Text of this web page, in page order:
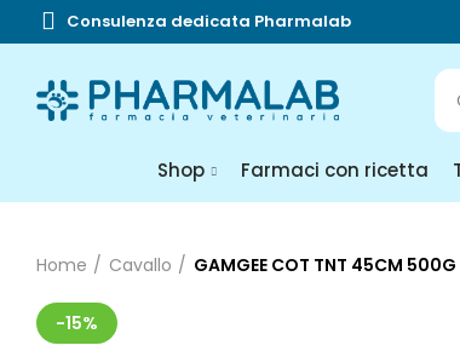
Consulenza dedicata Pharmalab
Shop Farmaci con ricetta
Home Cavallo GAMGEE COT TNT 45CM 500G
-15%